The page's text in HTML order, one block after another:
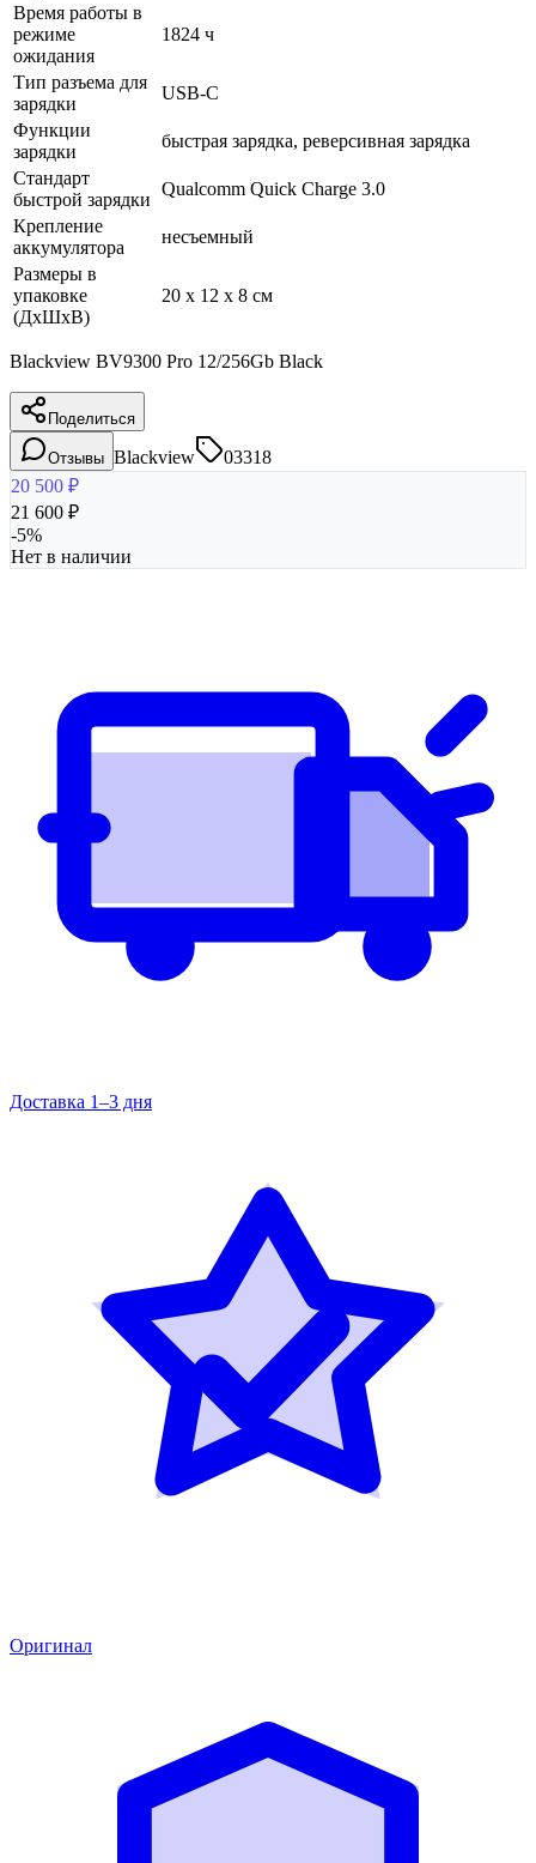
Время работы в
режиме
ожидания
1824 ч
Тип разъема для
зарядки
USB-C
Функции
зарядки
быстрая зарядка, реверсивная зарядка
Стандарт
быстрой зарядки
Qualcomm Quick Charge 3.0
Крепление
аккумулятора
несъемный
Размеры в
упаковке
(ДхШхВ)
20 x 12 x 8 см
Blackview BV9300 Pro 12/256Gb Black
Поделиться
Отзывы Blackview
03318
20 500 ₽
21 600 ₽
-5%
Нет в наличии
Доставка 1–3 дня
Оригинал